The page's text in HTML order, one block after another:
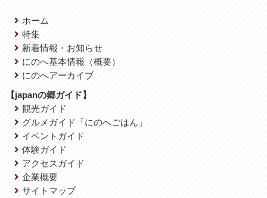
ホーム
特集
新着情報・お知らせ
にのへ基本情報（概要）
にのへアーカイブ
【japanの郷ガイド】
観光ガイド
グルメガイド「にのへごはん」
イベントガイド
体験ガイド
アクセスガイド
企業概要
サイトマップ